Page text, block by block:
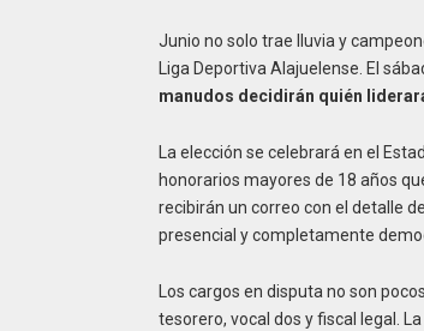
Junio no solo trae lluvia y
Liga Deportiva Alajuelense. El
manudos decidirán quién
La elección se celebrará en el
honorarios mayores de 18 años
recibirán un correo con el detalle
presencial y completamente
Los cargos en disputa no son
tesorero, vocal dos y fiscal legal.